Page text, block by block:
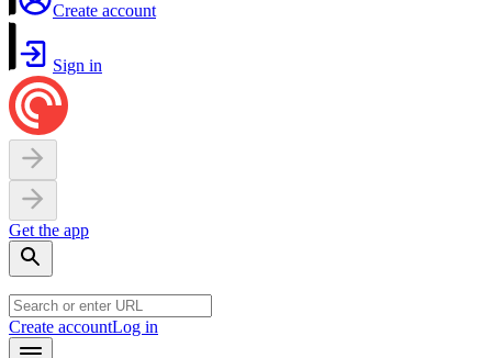
Create account
Sign in
Get the app
Create accountLog in